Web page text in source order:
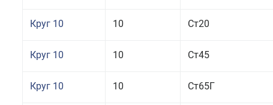
Круг 10 10 Ст20
Круг 10 10 Ст45
Круг 10 10 Ст65Г